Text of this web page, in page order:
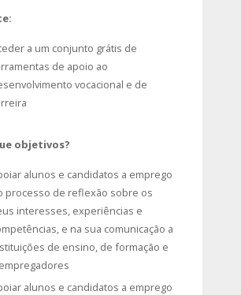
a um conjunto grátis de
de apoio ao
vocacional e de
objetivos?
alunos e candidatos a emprego
processo de reflexão sobre os
interesses, experiências e
e na sua comunicação a
de ensino, de formação e
alunos e candidatos a emprego